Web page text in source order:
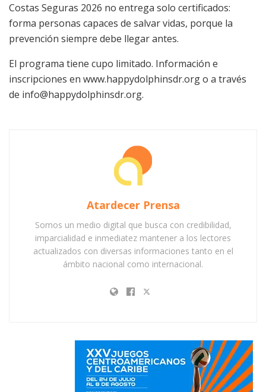
Costas Seguras 2026 no entrega solo certificados:
forma personas capaces de salvar vidas, porque la
prevención siempre debe llegar antes.
El programa tiene cupo limitado. Información e
inscripciones en www.happydolphinsdr.org o a través
de info@happydolphinsdr.org.
Atardecer Prensa
Somos un medio digital que busca con credibilidad,
imparcialidad e inmediatez mantener a los lectores
actualizados con diversas informaciones tanto en el
ámbito nacional como internacional.